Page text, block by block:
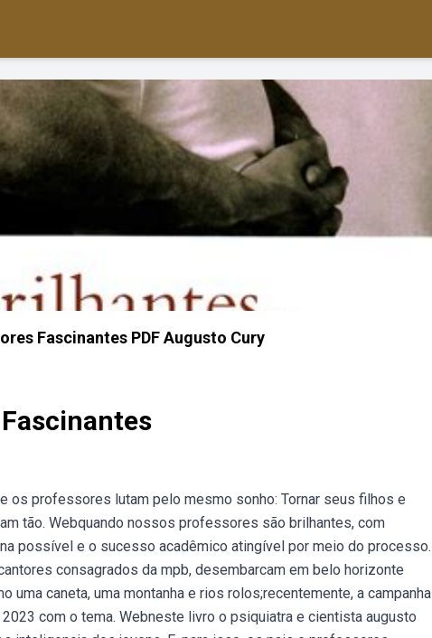
Fascinantes PDF Augusto Cury
os professores lutam pelo mesmo sonho: Tornar seus filhos e
tão. Webquando nossos professores são brilhantes, com
possível e o sucesso acadêmico atingível por meio do processo.
consagrados da mpb, desembarcam em belo horizonte
uma caneta, uma montanha e rios rolos;recentemente, a campanha
com o tema. Webneste livro o psiquiatra e cientista augusto